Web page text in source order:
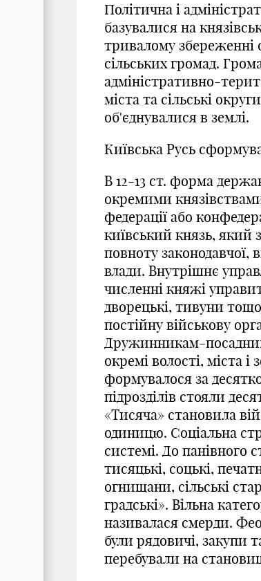
Політична і
базувалися на
тривалому збереженні
сільських громад.
адміністративно-
міста та сільські
об'єднувалися в землі.
Київська Русь
В 12-13 ст. форма
окремими
федерації або
київський князь, який
повноту законодавчої,
влади. Внутрішнє
численні княжі
дворецькі, тивуни
постійну військову
Дружинникам-
окремі волості, міста
формувалося за
підрозділів стояли
«Тисяча» становила
одиницю. Соціальна
системі. До панівного
тисяцькі, соцькі,
огнищани, сільські
градські». Вільна
називалася смерди.
були рядовичі, закупи
перебували на